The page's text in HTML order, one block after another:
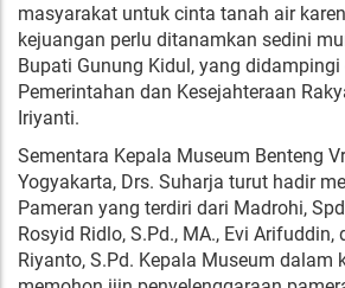
masyarakat untuk cinta tanah air
kejuangan perlu ditanamkan sedini
Bupati Gunung Kidul, yang didampingi
Pemerintahan dan Kesejahteraan
Iriyanti.
Sementara Kepala Museum Benteng
Yogyakarta, Drs. Suharja turut hadir
Pameran yang terdiri dari Madrohi,
Rosyid Ridlo, S.Pd., MA., Evi Arifuddin,
Riyanto, S.Pd. Kepala Museum dalam